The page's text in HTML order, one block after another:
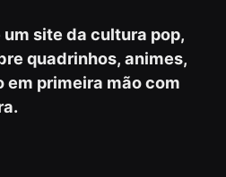
site da cultura pop,
quadrinhos, animes,
em primeira mão com